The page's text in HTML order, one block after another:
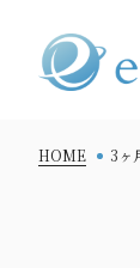
HOME 3ヶ